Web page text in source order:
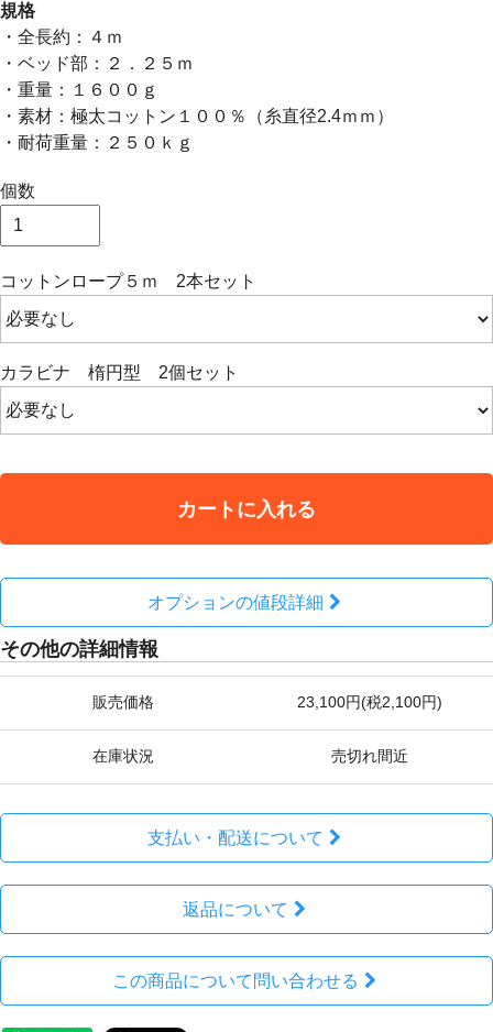
規格
・全長約：４ｍ
・ベッド部：２．２５ｍ
・重量：１６００ｇ
・素材：極太コットン１００％（糸直径2.4ｍｍ）
・耐荷重量：２５０ｋｇ
個数
コットンロープ５ｍ 2本セット
カラビナ 楕円型 2個セット
カートに入れる
オプションの値段詳細
その他の詳細情報
販売価格 23,100円(税2,100円)
在庫状況 売切れ間近
支払い・配送について
返品について
この商品について問い合わせる